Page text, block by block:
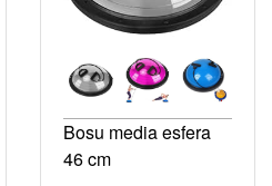
Bosu media esfera
46 cm